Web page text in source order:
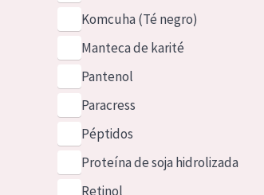
Komcuha (Té negro)
Manteca de karité
Pantenol
Paracress
Péptidos
Proteína de soja hidrolizada
Retinol